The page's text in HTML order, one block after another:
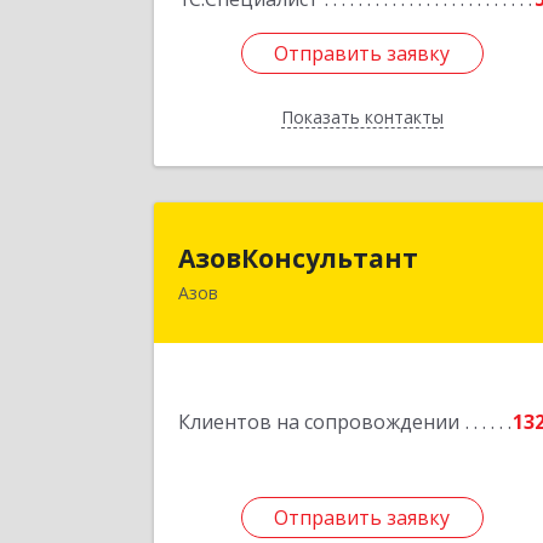
Отправить заявку
Показать контакты
Отправить заявку
Назад
АзовКонсультант
Азов
Клиентов на сопровождении
Отправить заявку
Отправить заявку